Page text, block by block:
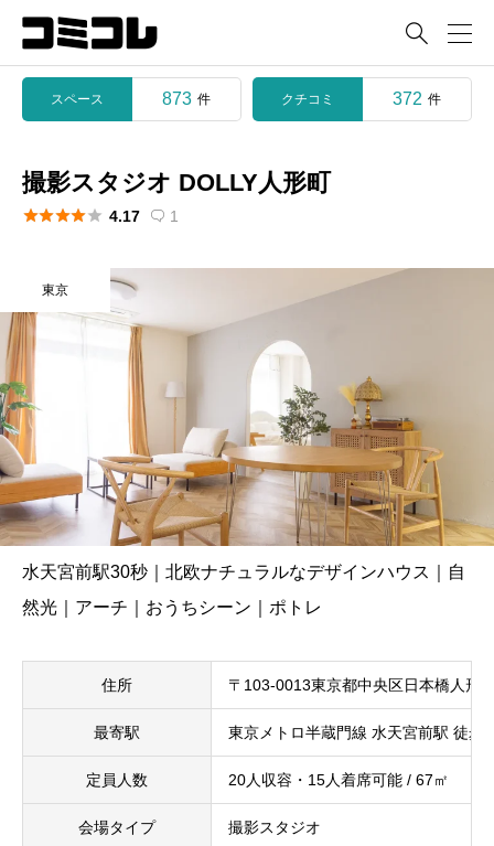

スペース 873 件 クチコミ 372 件
撮影スタジオ DOLLY人形町
 4.17  1
東京
水天宮前駅30秒｜北欧ナチュラルなデザインハウス｜自
然光｜アーチ｜おうちシーン｜ポトレ
住所 〒103-0013東京都中央区日本橋人形
最寄駅 東京メトロ半蔵門線 水天宮前駅 徒歩
定員人数 20人収容・15人着席可能 / 67㎡
会場タイプ 撮影スタジオ